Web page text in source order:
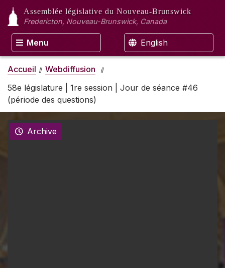
Assemblée législative du Nouveau-Brunswick
Fredericton, Nouveau-Brunswick, Canada
Menu English
Accueil
Webdiffusion
58e législature | 1re session | Jour de séance #46
(période des questions)
Archive